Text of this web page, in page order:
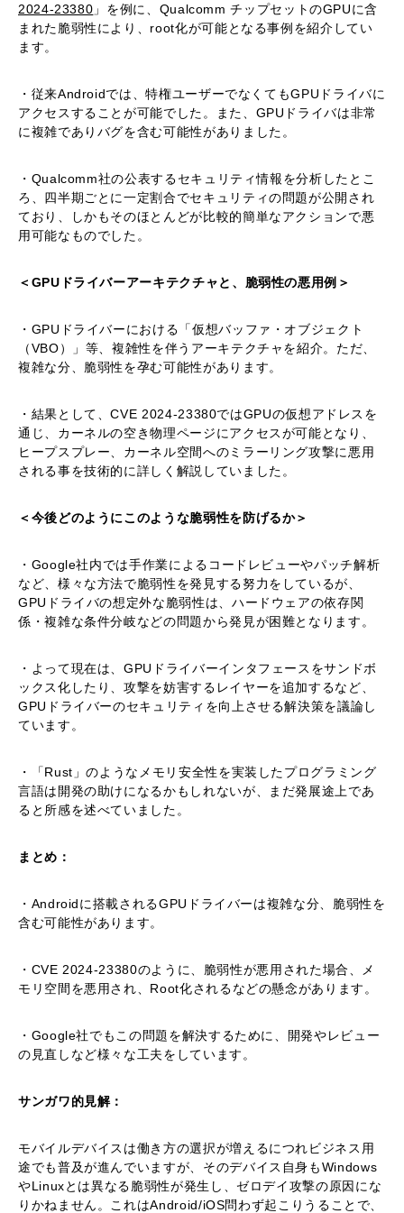
2024-23380 」を例に、Qualcomm チップセットのGPUに含
まれた脆弱性により、root化が可能となる事例を紹介してい
ます。
・従来Androidでは、特権ユーザーでなくてもGPUドライバに
アクセスすることが可能でした。また、GPUドライバは非常
に複雑でありバグを含む可能性がありました。
・Qualcomm社の公表するセキュリティ情報を分析したとこ
ろ、四半期ごとに一定割合でセキュリティの問題が公開され
ており、しかもそのほとんどが比較的簡単なアクションで悪
用可能なものでした。
＜GPUドライバーアーキテクチャと、脆弱性の悪用例＞
・GPUドライバーにおける「仮想バッファ・オブジェクト
（VBO）」等、複雑性を伴うアーキテクチャを紹介。ただ、
複雑な分、脆弱性を孕む可能性があります。
・結果として、CVE 2024-23380ではGPUの仮想アドレスを
通じ、カーネルの空き物理ページにアクセスが可能となり、
ヒープスプレー、カーネル空間へのミラーリング攻撃に悪用
される事を技術的に詳しく解説していました。
＜今後どのようにこのような脆弱性を防げるか＞
・Google社内では手作業によるコードレビューやパッチ解析
など、様々な方法で脆弱性を発見する努力をしているが、
GPUドライバの想定外な脆弱性は、ハードウェアの依存関
係・複雑な条件分岐などの問題から発見が困難となります。
・よって現在は、GPUドライバーインタフェースをサンドボ
ックス化したり、攻撃を妨害するレイヤーを追加するなど、
GPUドライバーのセキュリティを向上させる解決策を議論し
ています。
・「Rust」のようなメモリ安全性を実装したプログラミング
言語は開発の助けになるかもしれないが、まだ発展途上であ
ると所感を述べていました。
まとめ：
・Androidに搭載されるGPUドライバーは複雑な分、脆弱性を
含む可能性があります。
・CVE 2024-23380のように、脆弱性が悪用された場合、メ
モリ空間を悪用され、Root化されるなどの懸念があります。
・Google社でもこの問題を解決するために、開発やレビュー
の見直しなど様々な工夫をしています。
サンガワ的見解：
モバイルデバイスは働き方の選択が増えるにつれビジネス用
途でも普及が進んでいますが、そのデバイス自身もWindows
やLinuxとは異なる脆弱性が発生し、ゼロデイ攻撃の原因にな
りかねません。これはAndroid/iOS問わず起こりうることで、